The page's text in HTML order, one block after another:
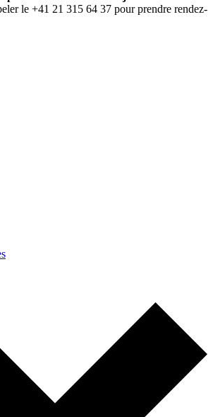
le +41 21 315 64 37 pour prendre rendez-